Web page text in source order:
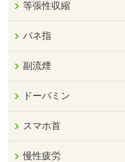
等張性収縮
バネ指
副流煙
ドーパミン
スマホ首
慢性疲労